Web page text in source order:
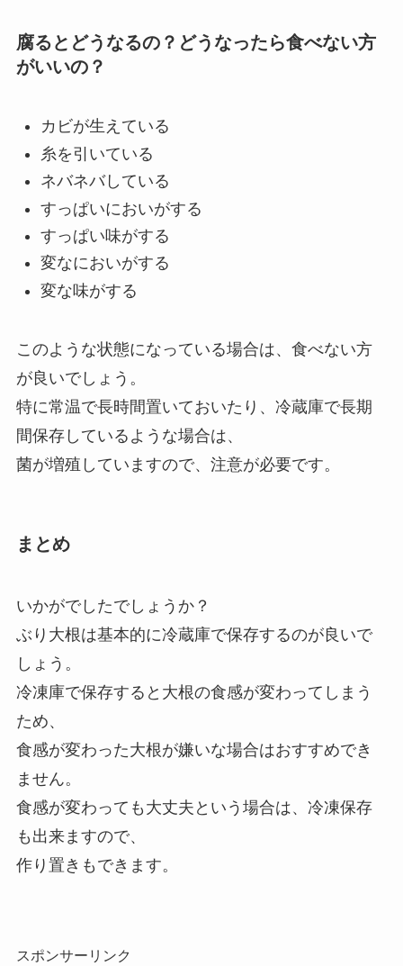
腐るとどうなるの？どうなったら食べない方
がいいの？
カビが生えている
糸を引いている
ネバネバしている
すっぱいにおいがする
すっぱい味がする
変なにおいがする
変な味がする
このような状態になっている場合は、食べない方
が良いでしょう。
特に常温で長時間置いておいたり、冷蔵庫で長期
間保存しているような場合は、
菌が増殖していますので、注意が必要です。
まとめ
いかがでしたでしょうか？
ぶり大根は基本的に冷蔵庫で保存するのが良いで
しょう。
冷凍庫で保存すると大根の食感が変わってしまう
ため、
食感が変わった大根が嫌いな場合はおすすめでき
ません。
食感が変わっても大丈夫という場合は、冷凍保存
も出来ますので、
作り置きもできます。
スポンサーリンク